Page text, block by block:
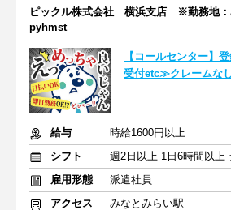
ピックル株式会社 横浜支店 ※勤務地：
pyhmst
【コールセンター】
受付etc≫クレームな
給与
時給1600円以上
シフト
雇用形態
派遣社員
アクセス
みなとみらい駅